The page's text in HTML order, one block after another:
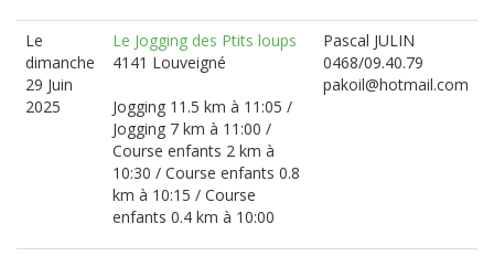
Le
dimanche
29 Juin
2025
Le Jogging des Ptits loups
4141 Louveigné
Jogging 11.5 km à 11:05 /
Jogging 7 km à 11:00 /
Course enfants 2 km à
10:30 / Course enfants 0.8
km à 10:15 / Course
enfants 0.4 km à 10:00
Pascal JULIN
0468/09.40.79
pakoil@hotmail.com